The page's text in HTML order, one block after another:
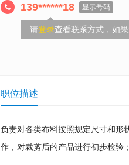
139******18 显示号码
请登录查看联系方式，如
职位描述
负责对各类布料按照规定尺寸和形
作，对裁剪后的产品进行初步检验